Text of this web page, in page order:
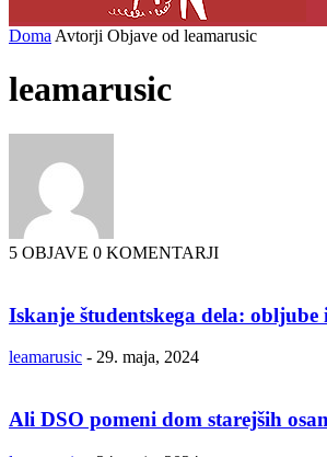
Doma Avtorji Objave od leamarusic
leamarusic
5 OBJAVE 0 KOMENTARJI
Iskanje študentskega dela: obljube
leamarusic - 29. maja, 2024
Ali DSO pomeni dom starejših